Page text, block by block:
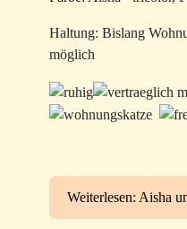
Haltung: Bislang
möglich
Weiterlesen: Aisha